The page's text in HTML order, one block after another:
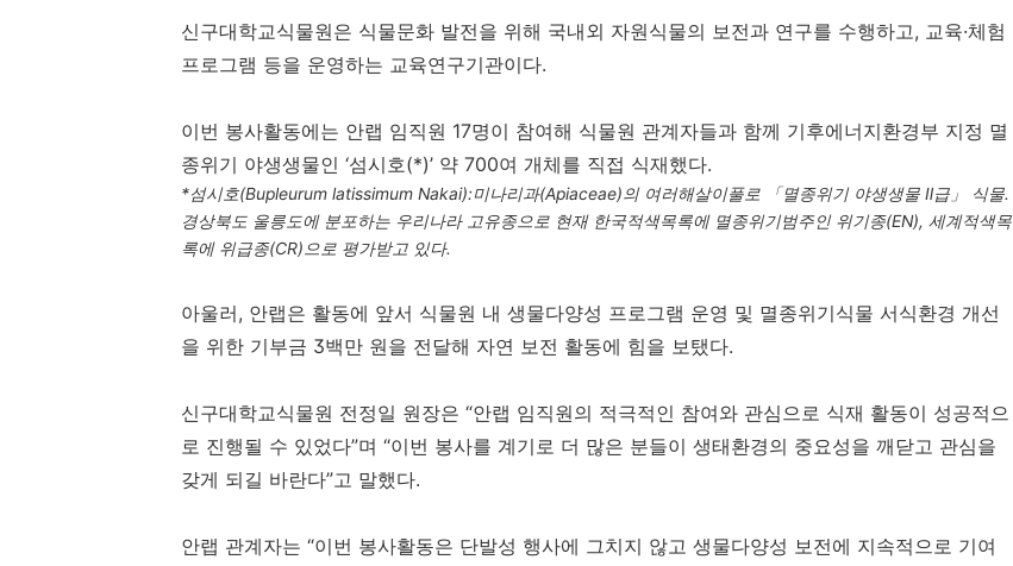
신구대학교식물원은 식물문화 발전을 위해 국내외 자원식물의 보전과 연구를 수행하고, 교육·체험
프로그램 등을 운영하는 교육연구기관이다.
이번 봉사활동에는 안랩 임직원 17명이 참여해 식물원 관계자들과 함께 기후에너지환경부 지정 멸
종위기 야생생물인 ‘섬시호(*)’ 약 700여 개체를 직접 식재했다.
*섬시호(Bupleurum latissimum Nakai):미나리과(Apiaceae)의 여러해살이풀로 「멸종위기 야생생물 Ⅱ급」 식물.
경상북도 울릉도에 분포하는 우리나라 고유종으로 현재 한국적색목록에 멸종위기범주인 위기종(EN), 세계적색목
록에 위급종(CR) 으로 평가받고 있다.
아울러, 안랩은 활동에 앞서 식물원 내 생물다양성 프로그램 운영 및 멸종위기식물 서식환경 개선
을 위한 기부금 3백만 원을 전달해 자연 보전 활동에 힘을 보탰다.
신구대학교식물원 전정일 원장은 “안랩 임직원의 적극적인 참여와 관심으로 식재 활동이 성공적으
로 진행될 수 있었다”며 “이번 봉사를 계기로 더 많은 분들이 생태환경의 중요성을 깨닫고 관심을
갖게 되길 바란다”고 말했다.
안랩 관계자는 “이번 봉사활동은 단발성 행사에 그치지 않고 생물다양성 보전에 지속적으로 기여